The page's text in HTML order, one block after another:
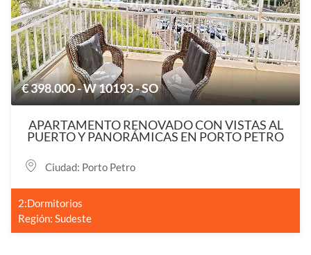
€ 398.000 - W 10193 - SO
APARTAMENTO RENOVADO CON VISTAS AL
PUERTO Y PANORÁMICAS EN PORTO PETRO
Ciudad: Porto Petro
2:Dormitorios
Región: Sudeste